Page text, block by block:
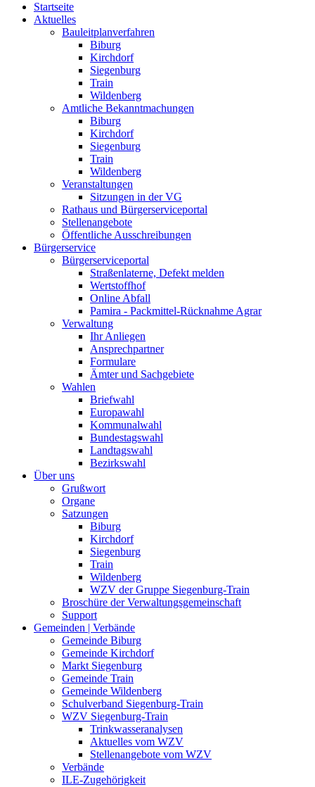
Startseite
Aktuelles
Bauleitplanverfahren
Biburg
Kirchdorf
Siegenburg
Train
Wildenberg
Amtliche Bekanntmachungen
Biburg
Kirchdorf
Siegenburg
Train
Wildenberg
Veranstaltungen
Sitzungen in der VG
Rathaus und Bürgerserviceportal
Stellenangebote
Öffentliche Ausschreibungen
Bürgerservice
Bürgerserviceportal
Straßenlaterne, Defekt melden
Wertstoffhof
Online Abfall
Pamira - Packmittel-Rücknahme Agrar
Verwaltung
Ihr Anliegen
Ansprechpartner
Formulare
Ämter und Sachgebiete
Wahlen
Briefwahl
Europawahl
Kommunalwahl
Bundestagswahl
Landtagswahl
Bezirkswahl
Über uns
Grußwort
Organe
Satzungen
Biburg
Kirchdorf
Siegenburg
Train
Wildenberg
WZV der Gruppe Siegenburg-Train
Broschüre der Verwaltungsgemeinschaft
Support
Gemeinden | Verbände
Gemeinde Biburg
Gemeinde Kirchdorf
Markt Siegenburg
Gemeinde Train
Gemeinde Wildenberg
Schulverband Siegenburg-Train
WZV Siegenburg-Train
Trinkwasseranalysen
Aktuelles vom WZV
Stellenangebote vom WZV
Verbände
ILE-Zugehörigkeit